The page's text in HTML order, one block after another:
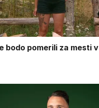
bodo pomerili za mesti v